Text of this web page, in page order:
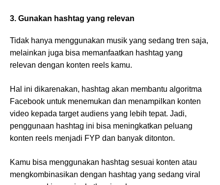
3. Gunakan hashtag yang relevan
Tidak hanya menggunakan musik yang sedang tren saja,
melainkan juga bisa memanfaatkan hashtag yang
relevan dengan konten reels kamu.
Hal ini dikarenakan, hashtag akan membantu algoritma
Facebook untuk menemukan dan menampilkan konten
video kepada target audiens yang lebih tepat. Jadi,
penggunaan hashtag ini bisa meningkatkan peluang
konten reels menjadi FYP dan banyak ditonton.
Kamu bisa menggunakan hashtag sesuai konten atau
mengkombinasikan dengan hashtag yang sedang viral